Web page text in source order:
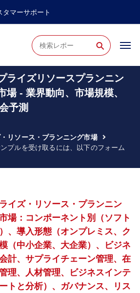
マーサポート
⚲
ライズリソースプランニン
場 - 業界動向、市場規模、
予測
リソース・プランニング市場
プルを受け取るには、以下のフォーム
イズ・リソース・プランニン
場：コンポーネント別（ソフト
、導入形態（オンプレミス、ク
（中小企業、大企業）、ビジネ
計、サプライチェーン管理、在
理、人材管理、ビジネスインテ
トと分析）、ガバナンス、リス